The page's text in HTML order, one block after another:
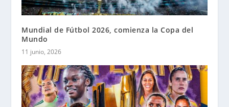
Mundial de Fútbol 2026, comienza la Copa del
Mundo
11 junio, 2026